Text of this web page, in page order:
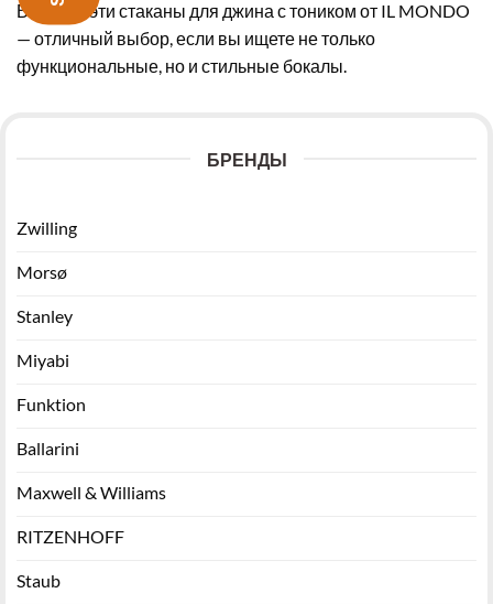
В целом, эти стаканы для джина с тоником от IL MONDO
— отличный выбор, если вы ищете не только
функциональные, но и стильные бокалы.
БРЕНДЫ
Zwilling
Morsø
Stanley
Miyabi
Funktion
Ballarini
Maxwell & Williams
RITZENHOFF
Staub